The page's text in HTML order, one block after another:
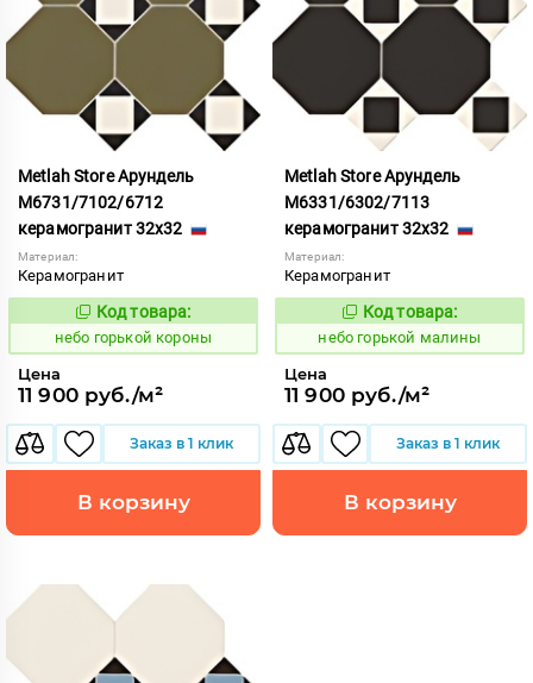
Metlah Store Арундель
М6731/7102/6712
керамогранит 32x32
Материал:
Керамогранит
1111913
Код товара:
небо горькой короны
Цена
11 900 руб./м²
Заказ в 1 клик
В корзину
Metlah Store Арундель
М6331/6302/7113
керамогранит 32x32
Материал:
Керамогранит
1111921
Код товара:
небо горькой малины
Цена
11 900 руб./м²
Заказ в 1 клик
В корзину